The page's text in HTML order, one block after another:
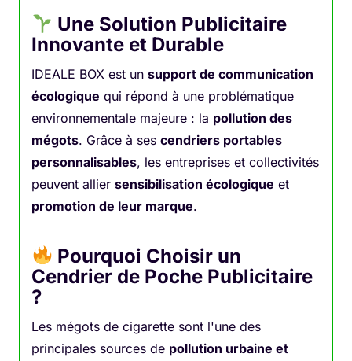
Une Solution Publicitaire
Innovante et Durable
IDEALE BOX est un support de communication
écologique qui répond à une problématique
environnementale majeure : la pollution des
mégots. Grâce à ses cendriers portables
personnalisables, les entreprises et collectivités
peuvent allier sensibilisation écologique et
promotion de leur marque.
Pourquoi Choisir un
Cendrier de Poche Publicitaire
?
Les mégots de cigarette sont l'une des
principales sources de pollution urbaine et